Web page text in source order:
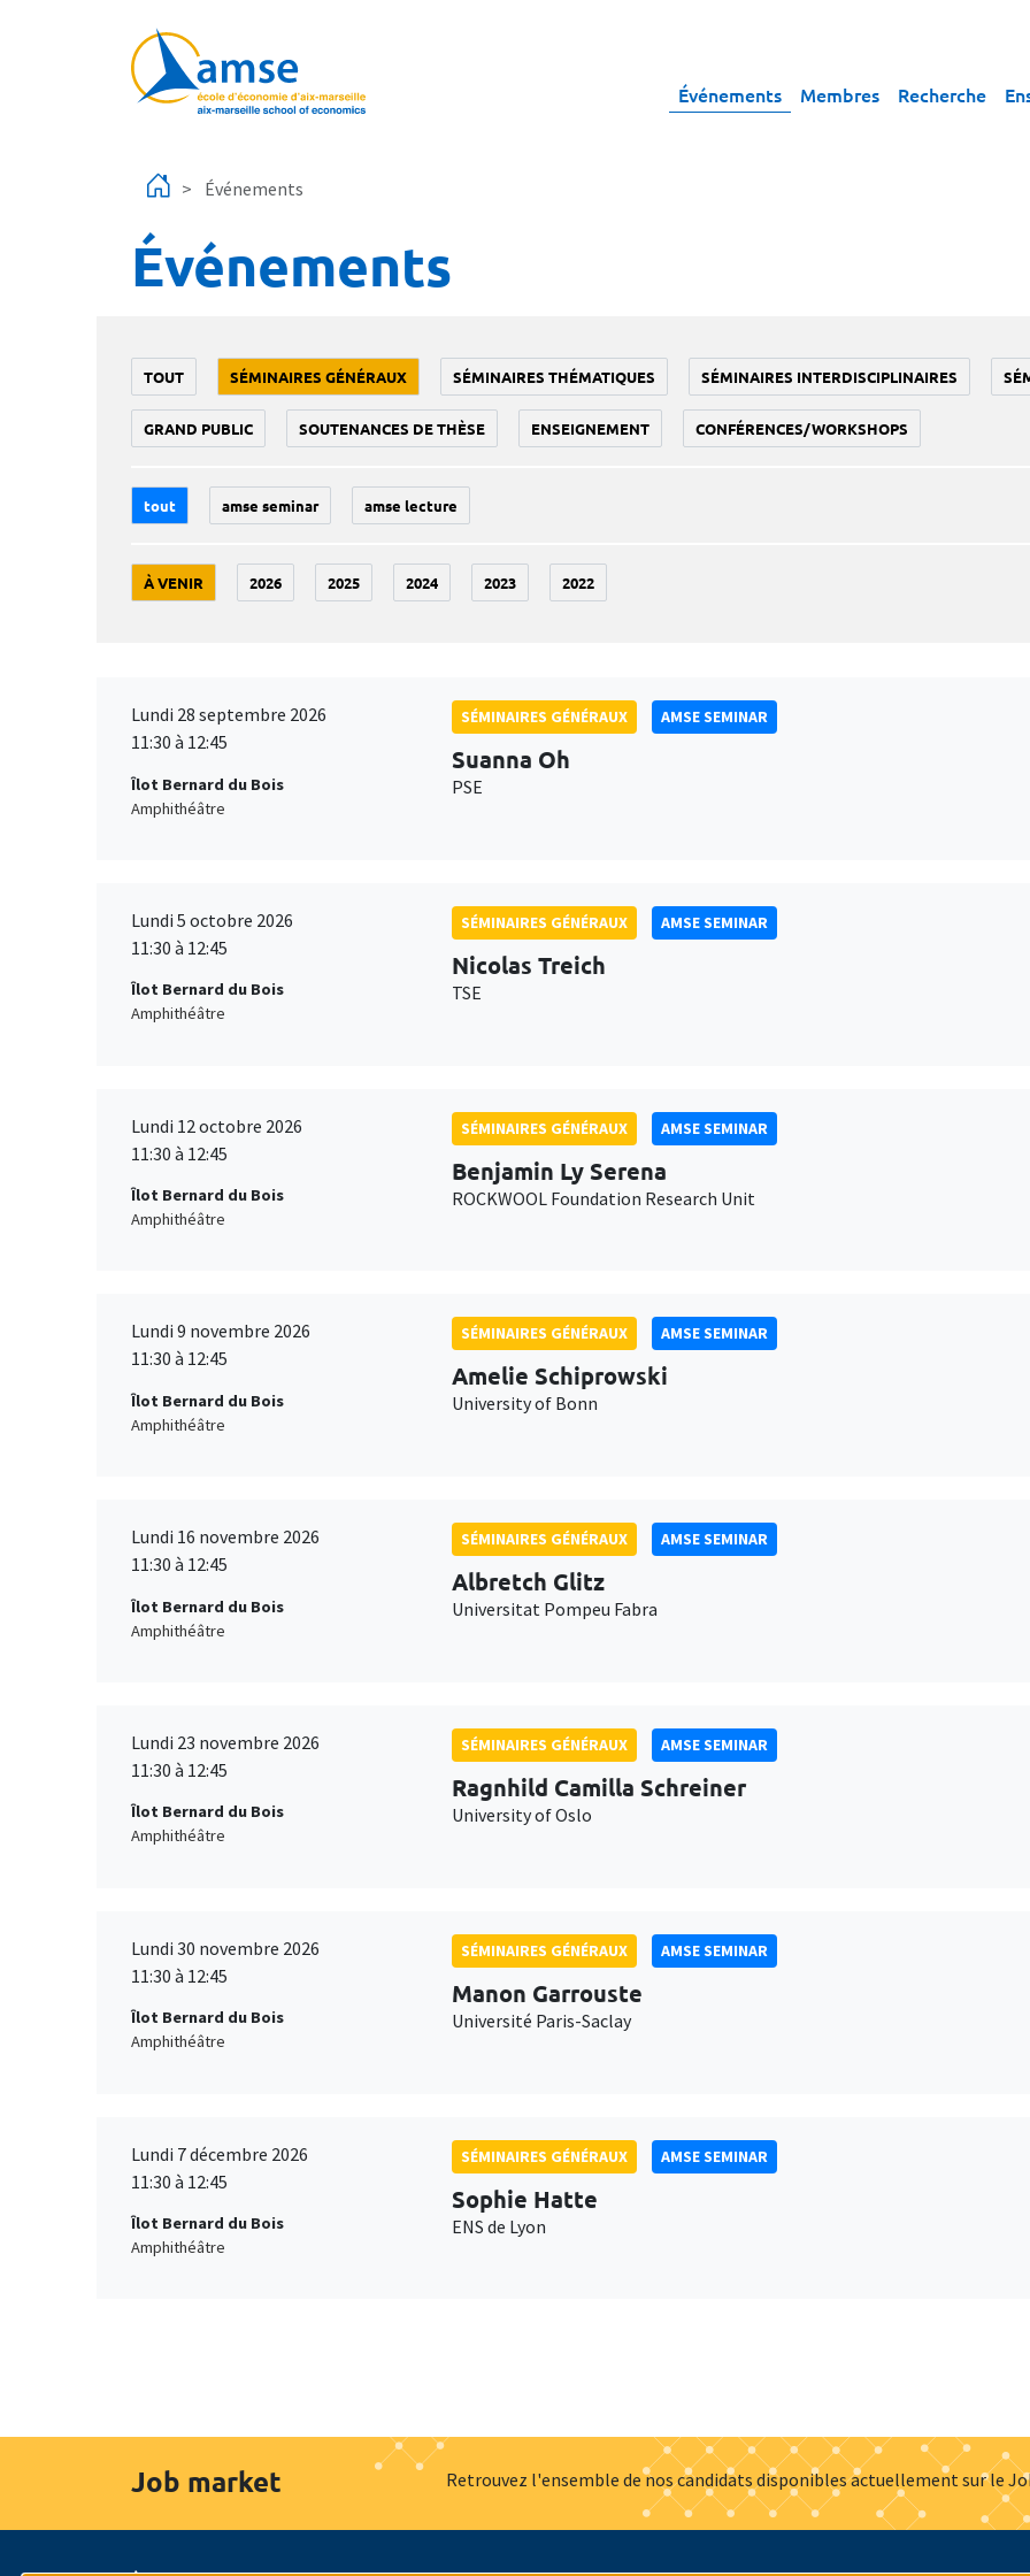
Événements Membres Recherche
Événements
Événements
TOUT SÉMINAIRES GÉNÉRAUX SÉMINAIRES THÉMATIQUES SÉMINAIRES INTERDISCIPLINAIRES
GRAND PUBLIC SOUTENANCES DE THÈSE ENSEIGNEMENT CONFÉRENCES/WORKSHOPS
tout amse seminar amse lecture
À VENIR 2026 2025 2024 2023 2022
Lundi 28 septembre 2026
11:30 à 12:45
Îlot Bernard du Bois
Amphithéâtre
SÉMINAIRES GÉNÉRAUX AMSE SEMINAR
Suanna Oh
PSE
Lundi 5 octobre 2026
11:30 à 12:45
Îlot Bernard du Bois
Amphithéâtre
SÉMINAIRES GÉNÉRAUX AMSE SEMINAR
Nicolas Treich
TSE
Lundi 12 octobre 2026
11:30 à 12:45
Îlot Bernard du Bois
Amphithéâtre
SÉMINAIRES GÉNÉRAUX AMSE SEMINAR
Benjamin Ly Serena
ROCKWOOL Foundation Research Unit
Lundi 9 novembre 2026
11:30 à 12:45
Îlot Bernard du Bois
Amphithéâtre
SÉMINAIRES GÉNÉRAUX AMSE SEMINAR
Amelie Schiprowski
University of Bonn
Lundi 16 novembre 2026
11:30 à 12:45
Îlot Bernard du Bois
Amphithéâtre
SÉMINAIRES GÉNÉRAUX AMSE SEMINAR
Albretch Glitz
Universitat Pompeu Fabra
Lundi 23 novembre 2026
11:30 à 12:45
Îlot Bernard du Bois
Amphithéâtre
SÉMINAIRES GÉNÉRAUX AMSE SEMINAR
Ragnhild Camilla Schreiner
University of Oslo
Lundi 30 novembre 2026
11:30 à 12:45
Îlot Bernard du Bois
Amphithéâtre
SÉMINAIRES GÉNÉRAUX AMSE SEMINAR
Manon Garrouste
Université Paris-Saclay
Lundi 7 décembre 2026
11:30 à 12:45
Îlot Bernard du Bois
Amphithéâtre
SÉMINAIRES GÉNÉRAUX AMSE SEMINAR
Sophie Hatte
ENS de Lyon
Job market Retrouvez l'ensemble de nos candidats disponibles actuellement sur le